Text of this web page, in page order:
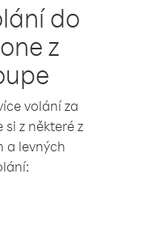
do
z
volání za
si z některé z
a levných